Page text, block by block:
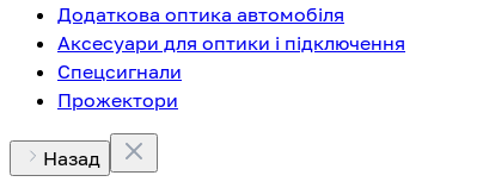
Додаткова оптика автомобіля
Аксесуари для оптики і підключення
Спецсигнали
Прожектори
Назад